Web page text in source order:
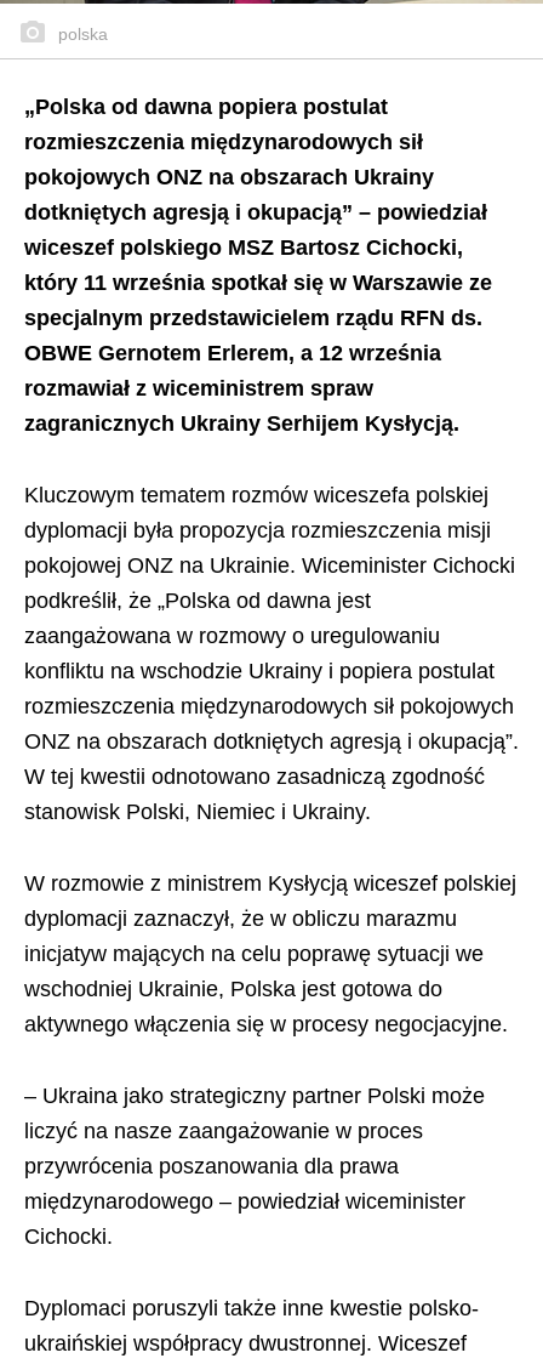
polska
„Polska od dawna popiera postulat
rozmieszczenia międzynarodowych sił
pokojowych ONZ na obszarach Ukrainy
dotkniętych agresją i okupacją” – powiedział
wiceszef polskiego MSZ Bartosz Cichocki,
który 11 września spotkał się w Warszawie ze
specjalnym przedstawicielem rządu RFN ds.
OBWE Gernotem Erlerem, a 12 września
rozmawiał z wiceministrem spraw
zagranicznych Ukrainy Serhijem Kysłycją.
Kluczowym tematem rozmów wiceszefa polskiej
dyplomacji była propozycja rozmieszczenia misji
pokojowej ONZ na Ukrainie. Wiceminister Cichocki
podkreślił, że „Polska od dawna jest
zaangażowana w rozmowy o uregulowaniu
konfliktu na wschodzie Ukrainy i popiera postulat
rozmieszczenia międzynarodowych sił pokojowych
ONZ na obszarach dotkniętych agresją i okupacją”.
W tej kwestii odnotowano zasadniczą zgodność
stanowisk Polski, Niemiec i Ukrainy.
W rozmowie z ministrem Kysłycją wiceszef polskiej
dyplomacji zaznaczył, że w obliczu marazmu
inicjatyw mających na celu poprawę sytuacji we
wschodniej Ukrainie, Polska jest gotowa do
aktywnego włączenia się w procesy negocjacyjne.
– Ukraina jako strategiczny partner Polski może
liczyć na nasze zaangażowanie w proces
przywrócenia poszanowania dla prawa
międzynarodowego – powiedział wiceminister
Cichocki.
Dyplomaci poruszyli także inne kwestie polsko-
ukraińskiej współpracy dwustronnej. Wiceszef